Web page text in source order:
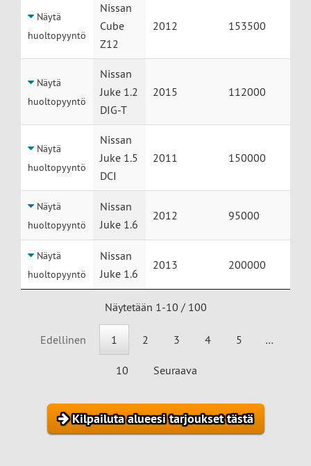
Näytä
huoltopyyntö
Nissan
Cube
Z12
2012 153500
Näytä
huoltopyyntö
Nissan
Juke 1.2
DIG-T
2015 112000
Näytä
huoltopyyntö
Nissan
Juke 1.5
DCI
2011 150000
Näytä
huoltopyyntö
Nissan
Juke 1.6
2012 95000
Näytä
huoltopyyntö
Nissan
Juke 1.6
2013 200000
Näytetään 1-10 / 100
Edellinen 1 2 3 4 5 …
10 Seuraava
Kilpailuta alueesi tarjoukset tästä